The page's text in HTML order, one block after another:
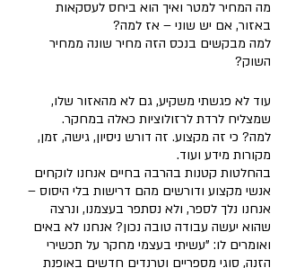
מה המחיר למטר ואיך הוא ביחס לעסקאות
באזור, אם יש שוני – אז למה?
למה מבקשים בנכס הזה מחיר שונה ממחיר
השוק?
עוד לא פגשתי משקיע, גם לא מהאזור שלו,
שמצליח לרדת לרזולוציות כאלה במחקר.
למה? כי זה מקצוע. זה דורש ניסיון, גישה, זמן,
מקורות מידע ועוד.
בהחלטות קטנות בהרבה בחיים אנחנו לוקחים
אנשי מקצוע ודורשים מהם דרישות בלי היסוס –
אנחנו נלך לספר, ולא נסתפר בעצמנו, ונרצה
שהוא יעשה עבודה טובה נכון? אנחנו לא באים
ואומרים לו: "עשיתי בעצמי מחקר על תכשירי
הזנה, סוגי מספריים וטרנדים חדשים באופנת